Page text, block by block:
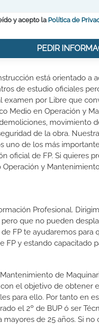
y acepto la Política de
PEDIR
está orientado a
de estudio oficiales
examen por Libre que
Medio en Operación y
movimiento
de la obra.
uno de los más
de FP. Si quieres
y
Profesional.
que no pueden
FP te ayudaremos para
FP y estando capacitado
de
el objetivo de obtener
para ello. Por tanto en
el 2º de BUP ó ser
de 25 años. Si